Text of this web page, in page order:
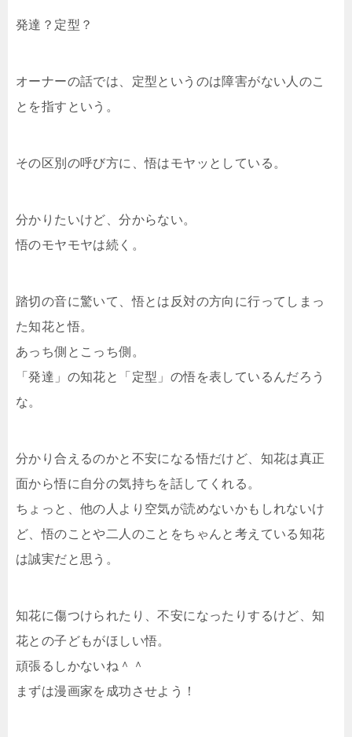
発達？定型？
オーナーの話では、定型というのは障害がない人のこ
とを指すという。
その区別の呼び方に、悟はモヤッとしている。
分かりたいけど、分からない。
悟のモヤモヤは続く。
踏切の音に驚いて、悟とは反対の方向に行ってしまっ
た知花と悟。
あっち側とこっち側。
「発達」の知花と「定型」の悟を表しているんだろう
な。
分かり合えるのかと不安になる悟だけど、知花は真正
面から悟に自分の気持ちを話してくれる。
ちょっと、他の人より空気が読めないかもしれないけ
ど、悟のことや二人のことをちゃんと考えている知花
は誠実だと思う。
知花に傷つけられたり、不安になったりするけど、知
花との子どもがほしい悟。
頑張るしかないね＾＾
まずは漫画家を成功させよう！